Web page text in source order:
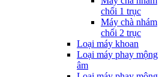
chổi 1 trục
Máy chà nhám
chổi 2 trục
Loại máy khoan
Loại máy phay mộng
âm